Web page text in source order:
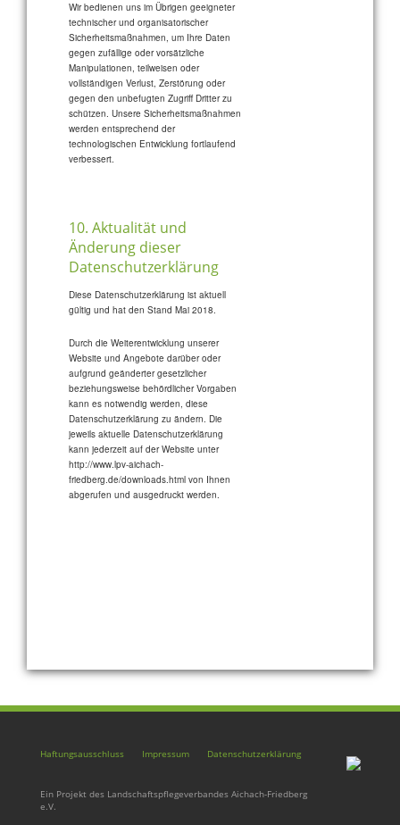
Wir bedienen uns im Übrigen geeigneter
technischer und organisatorischer
Sicherheitsmaßnahmen, um Ihre Daten
gegen zufällige oder vorsätzliche
Manipulationen, teilweisen oder
vollständigen Verlust, Zerstörung oder
gegen den unbefugten Zugriff Dritter zu
schützen. Unsere Sicherheitsmaßnahmen
werden entsprechend der
technologischen Entwicklung fortlaufend
verbessert.
10. Aktualität und
Änderung dieser
Datenschutzerklärung
Diese Datenschutzerklärung ist aktuell
gültig und hat den Stand Mai 2018.
Durch die Weiterentwicklung unserer
Website und Angebote darüber oder
aufgrund geänderter gesetzlicher
beziehungsweise behördlicher Vorgaben
kann es notwendig werden, diese
Datenschutzerklärung zu ändern. Die
jeweils aktuelle Datenschutzerklärung
kann jederzeit auf der Website unter
http://www.lpv-aichach-
friedberg.de/downloads.html von Ihnen
abgerufen und ausgedruckt werden.
Haftungsausschluss Impressum Datenschutzerklärung
Ein Projekt des Landschaftspflegeverbandes Aichach-Friedberg
e.V.